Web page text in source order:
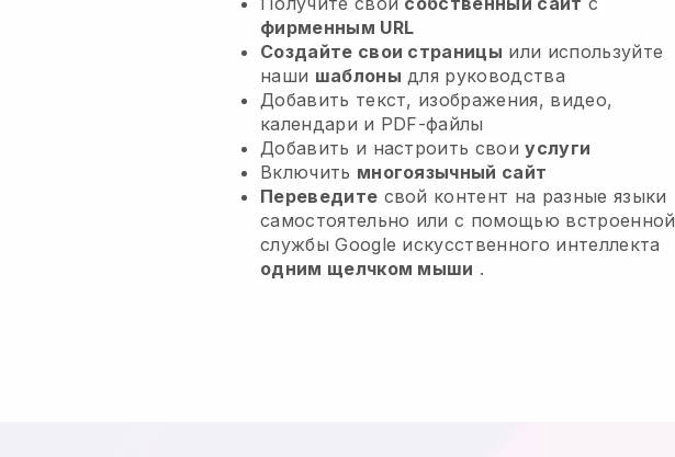
фирменным URL
Создайте свои страницы или используйте
наши шаблоны для руководства
Добавить текст, изображения, видео,
календари и PDF-файлы
Добавить и настроить своиуслуги
Включить многоязычный сайт
Переведите свой контент на разные языки
самостоятельно или с помощью встроенной
службы Google искусственного интеллекта
одним щелчком мыши .